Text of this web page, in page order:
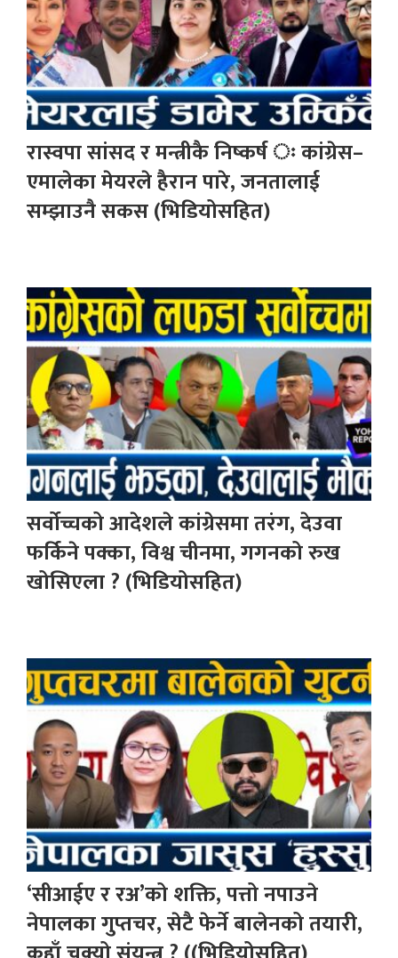
रास्वपा सांसद र मन्त्रीकै निष्कर्ष ः कांग्रेस–
एमालेका मेयरले हैरान पारे, जनतालाई
सम्झाउनै सकस (भिडियोसहित)
सर्वोच्चको आदेशले कांग्रेसमा तरंग, देउवा
फर्किने पक्का, विश्व चीनमा, गगनको रुख
खोसिएला ? (भिडियोसहित)
‘सीआईए र रअ’को शक्ति, पत्तो नपाउने
नेपालका गुप्तचर, सेटै फेर्ने बालेनको तयारी,